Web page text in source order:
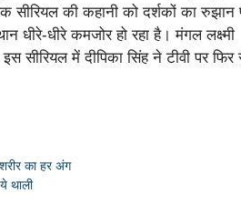
सीरियल की कहानी को दर्शकों का रुझान
धीरे-धीरे कमजोर हो रहा है। मंगल लक्ष्मी
सीरियल में दीपिका सिंह ने टीवी पर फिर
का हर अंग
थाली